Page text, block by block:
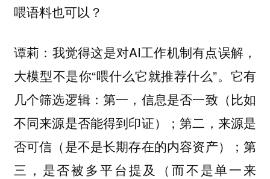
喂语料也可以？
谭莉： 我觉得这是对AI工作机制有点误解，
大模型不是你“喂什么它就推荐什么”。它有
几个筛选逻辑：第一，信息是否一致（比如
不同来源是否能得到印证）；第二，来源是
否可信（是不是长期存在的内容资产）；第
三，是否被多平台提及（而不是单一来